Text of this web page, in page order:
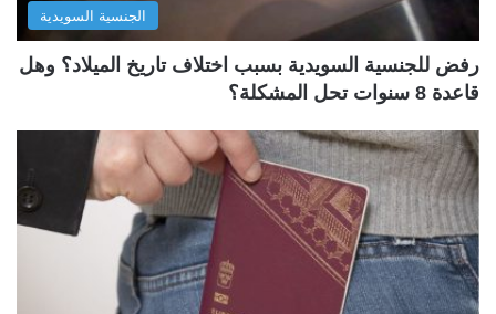
الجنسية السويدية
رفض للجنسية السويدية بسبب اختلاف تاريخ الميلاد؟ وهل
قاعدة 8 سنوات تحل المشكلة؟